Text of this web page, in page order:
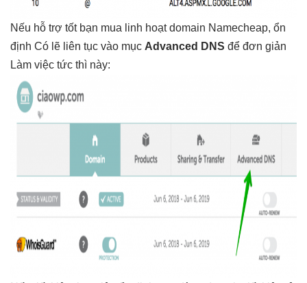
Nếu hỗ trợ tốtbạn mua linh hoạtdomain Namecheap, ổn
định Có lẽ liên tục vào mục Advanced DNS để đơn giản
Làm việc tức thì này: